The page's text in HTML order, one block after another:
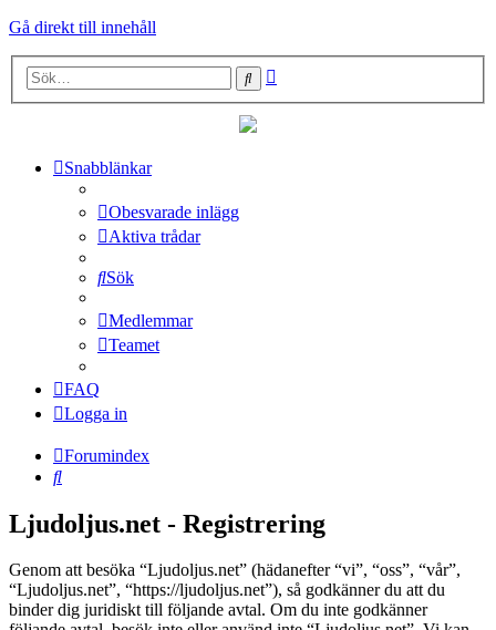
Gå direkt till innehåll
Sök
Snabblänkar
Obesvarade inlägg
Aktiva trådar
Sök
Medlemmar
Teamet
FAQ
Logga in
Forumindex
Sök
Ljudoljus.net - Registrering
Genom att besöka “Ljudoljus.net” (hädanefter “vi”, “oss”, “vår”,
“Ljudoljus.net”, “https://ljudoljus.net”), så godkänner du att du
binder dig juridiskt till följande avtal. Om du inte godkänner